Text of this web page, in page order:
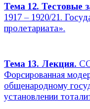
Тема 12. Тестовые
1917 – 1920/21.
пролетариата».
Тема 13. Лекция.
Форсированная
общенародному
установлении